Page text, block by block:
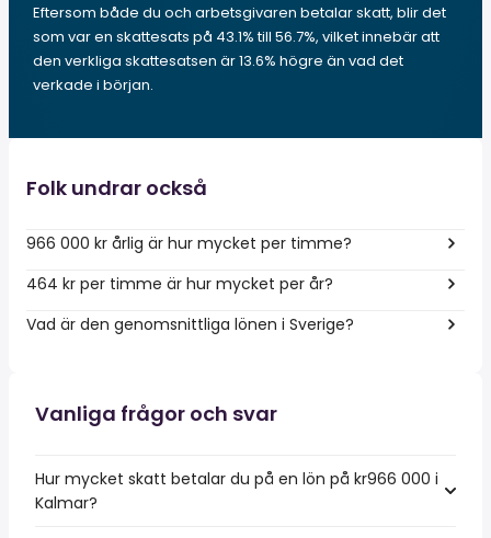
Eftersom både du och arbetsgivaren betalar skatt, blir det
som var en skattesats på 43.1% till 56.7%, vilket innebär att
den verkliga skattesatsen är 13.6% högre än vad det
verkade i början.
Folk undrar också
966 000 kr årlig är hur mycket per timme?
464 kr per timme är hur mycket per år?
Vad är den genomsnittliga lönen i Sverige?
Vanliga frågor och svar
Hur mycket skatt betalar du på en lön på kr966 000 i
Kalmar?